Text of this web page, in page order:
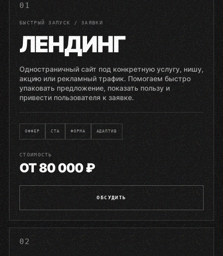
01
БЫСТРЫЙ ЗАПУСК / ЗАЯВКИ
ЛЕНДИНГ
Одностраничный сайт под конкретную услугу, нишу,
акцию или рекламный трафик. Помогаем быстро
упаковать предложение, показать пользу и
привести пользователя к заявке.
ОФФЕР CTA ФОРМА АДАПТИВ
СТОИМОСТЬ
ОТ 80 000 ₽
ОБСУДИТЬ
02